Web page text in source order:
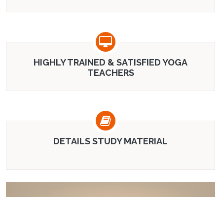
HIGHLY TRAINED & SATISFIED YOGA
TEACHERS
DETAILS STUDY MATERIAL